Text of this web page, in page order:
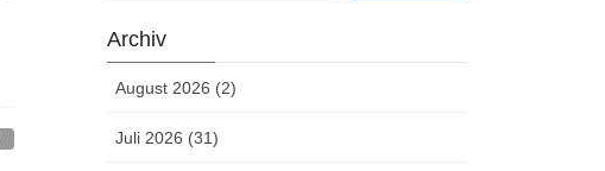
Archiv
August 2026 (2)
Juli 2026 (31)